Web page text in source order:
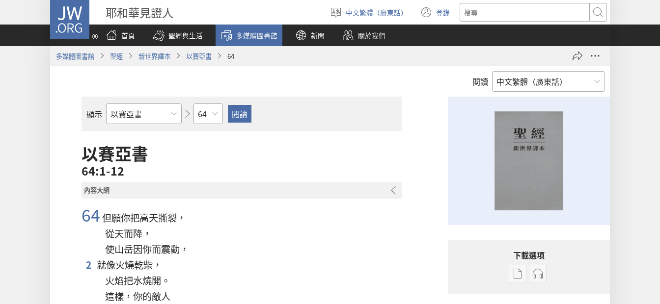
JW.ORG 耶和華見證人
選
擇
語
言
中文繁體（廣東話） 登錄
（開
啟
視
搜
尋
首頁
聖經與生活 多媒體圖書館 新聞 關於我們
多媒體圖書館 聖經 新世界譯本 以賽亞書 64
閲讀
顯示
聖
經
卷
章
以賽亞書
64:1-12
內容大綱
64但願你把高天撕裂，
從天而降，
使山岳因你而震動，
2 就像火燒乾柴，
火焰把水燒開。
這樣，你的敵人
下載選項
電
錄